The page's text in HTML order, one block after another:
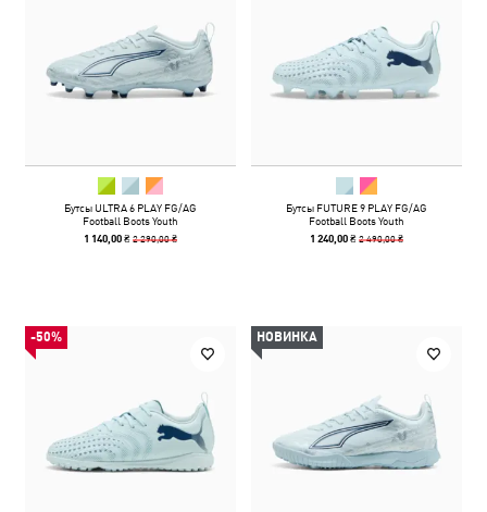
Бутсы ULTRA 6 PLAY FG/AG
Football Boots Youth
1 140,00 ₴2 290,00 ₴
Бутсы FUTURE 9 PLAY FG/AG
Football Boots Youth
1 240,00 ₴2 490,00 ₴
-50% НОВИНКА